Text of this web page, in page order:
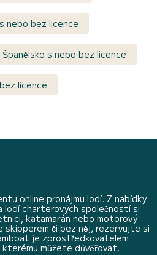
nebo bez licence
s nebo bez licence
licence
online pronájmu lodí. Z nabídky
lodí charterových společností si
katamarán nebo motorový
skipperem či bez něj, rezervujte si
je zprostředkovatelem
kterému můžete důvěřovat.